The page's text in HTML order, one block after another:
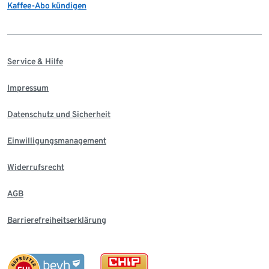
Kaffee-Abo kündigen
Service & Hilfe
Impressum
Datenschutz und Sicherheit
Einwilligungsmanagement
Widerrufsrecht
AGB
Barrierefreiheitserklärung